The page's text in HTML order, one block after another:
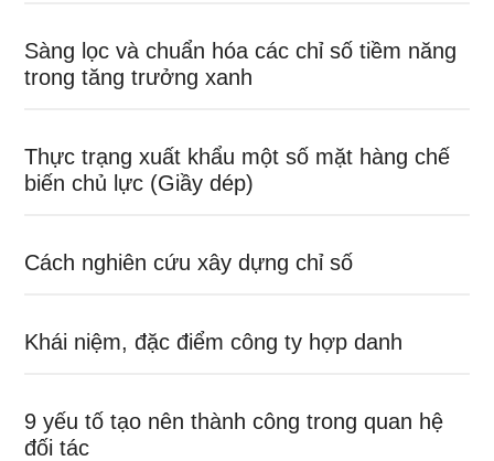
Sàng lọc và chuẩn hóa các chỉ số tiềm năng
trong tăng trưởng xanh
Thực trạng xuất khẩu một số mặt hàng chế
biến chủ lực (Giầy dép)
Cách nghiên cứu xây dựng chỉ số
Khái niệm, đặc điểm công ty hợp danh
9 yếu tố tạo nên thành công trong quan hệ
đối tác